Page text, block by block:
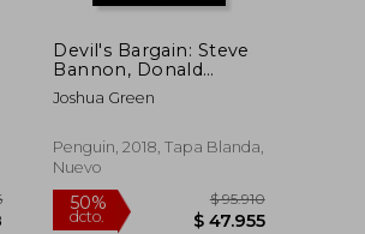
Devil's Bargain: Steve
Bannon, Donald
Trump, and the
Nationalist Uprising
Joshua Green
Penguin, 2018, Tapa Blanda,
Nuevo